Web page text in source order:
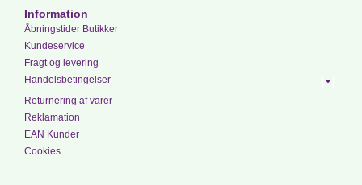
Information
Åbningstider Butikker
Kundeservice
Fragt og levering
Handelsbetingelser
Returnering af varer
Reklamation
EAN Kunder
Cookies